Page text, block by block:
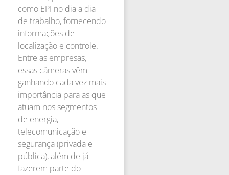
como EPI no dia a dia
de trabalho, fornecendo
informações de
localização e controle.
Entre as empresas,
essas câmeras vêm
ganhando cada vez mais
importância para as que
atuam nos segmentos
de energia,
telecomunicação e
segurança (privada e
pública), além de já
fazerem parte do